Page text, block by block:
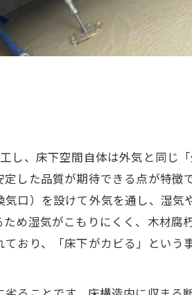
し、床下空間自体は外気と同じ
した品質が期待できる点が特
口）を設けて外気を通し、湿気
め湿気がこもりにくく、木材
おり、「床下がカビる」という